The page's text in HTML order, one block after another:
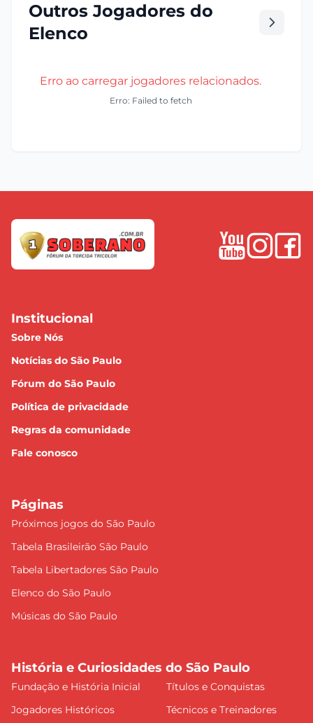
Outros Jogadores do
Elenco
Erro ao carregar jogadores relacionados.
Erro: Failed to fetch
Institucional
Sobre Nós
Notícias do São Paulo
Fórum do São Paulo
Política de privacidade
Regras da comunidade
Fale conosco
Páginas
Próximos jogos do São Paulo
Tabela Brasileirão São Paulo
Tabela Libertadores São Paulo
Elenco do São Paulo
Músicas do São Paulo
História e Curiosidades do São Paulo
Fundação e História Inicial
Títulos e Conquistas
Jogadores Históricos
Técnicos e Treinadores